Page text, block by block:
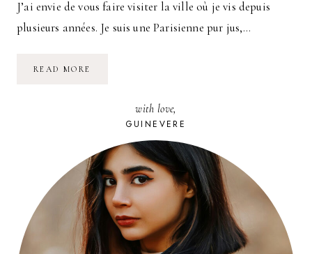
J’ai envie de vous faire visiter la ville où je vis depuis
plusieurs années. Je suis une Parisienne pur jus,…
READ MORE
with love,
GUINEVERE